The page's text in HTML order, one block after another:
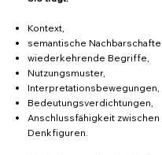
Kontext,
semantische
wiederkehrende Begriffe,
Nutzungsmuster,
Interpretationsbewegungen,
Bedeutungsverdichtungen,
Anschlussfähigkeit
Denkfiguren.